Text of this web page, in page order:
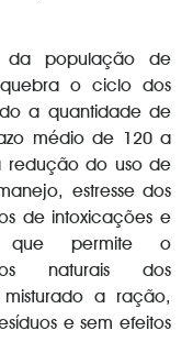
da população de
o ciclo dos
a quantidade de
médio de 120 a
redução do uso de
estresse dos
de intoxicações e
que permite o
naturais dos
a ração,
e sem efeitos